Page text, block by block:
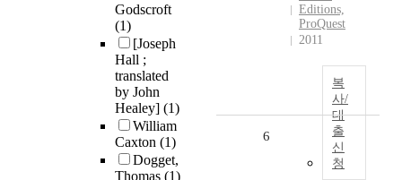
Godscroft
(1)
[Joseph
Hall ;
translated
by John
Healey] (1)
William
Caxton (1)
Dogget,
Thomas (1)
Editions,
ProQuest
2011
복
사/
대
출
신
청
6